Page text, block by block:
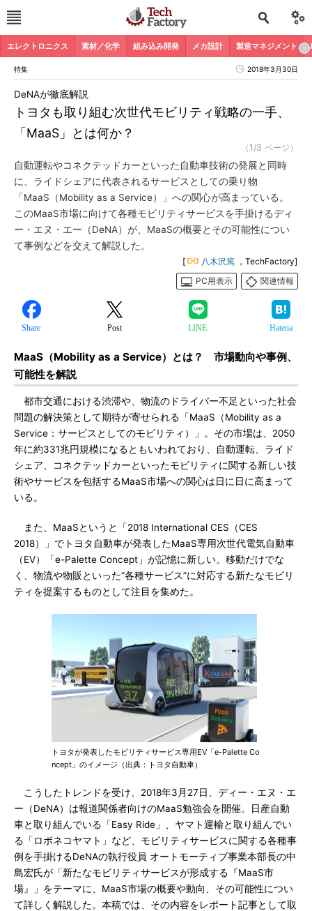
エレクトロニクス 素材／化学 組み込み開発 メカ設計 製造マネジメント
特集 2018年3月30日
トヨタも取り組む次世代モビリティ戦略の一手、
「MaaS」とは何か？
DeNAが徹底解説
（1/3 ページ）
自動運転やコネクテッドカーといった自動車技術の発展と同時
に、ライドシェアに代表されるサービスとしての乗り物
「MaaS（Mobility as a Service）」への関心が高まっている。
このMaaS市場に向けて各種モビリティサービスを手掛けるディ
ー・エヌ・エー（DeNA）が、MaaSの概要とその可能性につい
て事例などを交えて解説した。
[ 八木沢篤 ，TechFactory]
PC用表示
関連情報
Share Post LINE Hatena
MaaS（Mobility as a Service）とは？ 市場動向や事例、
可能性を解説
都市交通における渋滞や、物流のドライバー不足といった社会
問題の解決策として期待が寄せられる「MaaS（Mobility as a
Service：サービスとしてのモビリティ）」。その市場は、2050
年に約331兆円規模になるともいわれており、自動運転、ライド
シェア、コネクテッドカーといったモビリティに関する新しい技
術やサービスを包括するMaaS市場への関心は日に日に高まって
いる。
また、MaaSというと「2018 International CES（CES
2018）」でトヨタ自動車が発表したMaaS専用次世代電気自動車
（EV）「e-Palette Concept」が記憶に新しい。移動だけでな
く、物流や物販といった“各種サービス”に対応する新たなモビリ
ティを提案するものとして注目を集めた。
トヨタが発表したモビリティサービス専用EV「e-Palette Co
ncept」のイメージ（出典：トヨタ自動車）
こうしたトレンドを受け、2018年3月27日、ディー・エヌ・エ
ー（DeNA）は報道関係者向けのMaaS勉強会を開催。日産自動
車と取り組んでいる「Easy Ride」、ヤマト運輸と取り組んでい
る「ロボネコヤマト」など、モビリティサービスに関する各種事
例を手掛けるDeNAの執行役員 オートモーティブ事業本部長の中
島宏氏が「新たなモビリティサービスが形成する『MaaS市
場』」をテーマに、MaaS市場の概要や動向、その可能性につい
て詳しく解説した。本稿では、その内容をレポート記事として取